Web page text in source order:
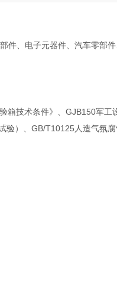
、电子元器件、汽车零部
技术条件》、GJB150军工
）、GB/T10125人造气氛